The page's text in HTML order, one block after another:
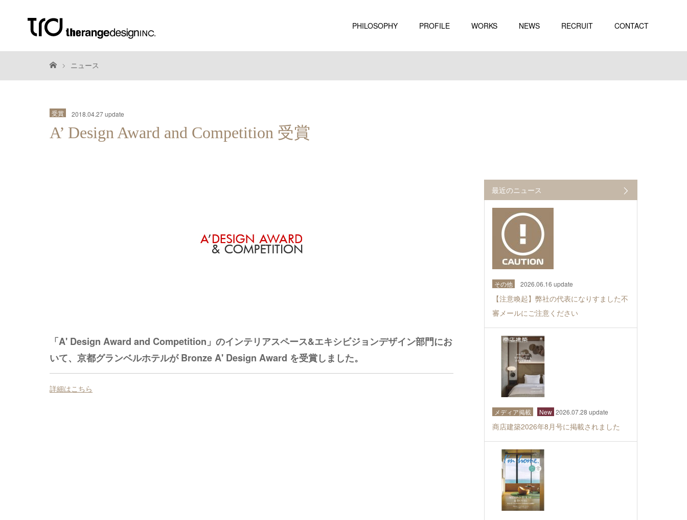
PHILOSOPHY PROFILE WORKS NEWS RECRUIT CONTACT
ニュース
受賞 2018.04.27 update
A’ Design Award and Competition 受賞
「A' Design Award and Competition」のインテリアスペース&エキシビジョンデザイン部門にお
いて、京都グランベルホテルが Bronze A' Design Award を受賞しました。
詳細はこちら
最近のニュース
その他 2026.06.16 update
【注意喚起】弊社の代表になりすました不
審メールにご注意ください
メディア掲載 New 2026.07.28 update
商店建築2026年8月号に掲載されました